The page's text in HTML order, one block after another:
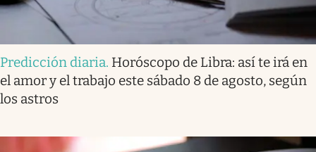
Predicción diaria. Horóscopo de Libra: así te irá en
el amor y el trabajo este sábado 8 de agosto, según
los astros